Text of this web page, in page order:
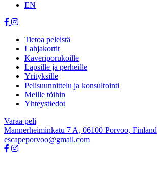
EN
Tietoa peleistä
Lahjakortit
Kaveriporukoille
Lapsille ja perheille
Yrityksille
Pelisuunnittelu ja konsultointi
Meille töihin
Yhteystiedot
Varaa peli
Mannerheiminkatu 7 A, 06100 Porvoo, Finland
escapeporvoo@gmail.com